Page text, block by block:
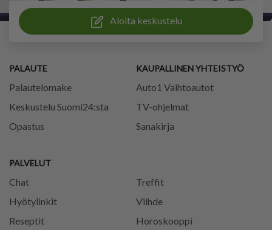
Aloita keskustelu
PALAUTE
Palautelomake
Keskustelu Suomi24:sta
Opastus
PALVELUT
Chat
Treffit
Hyötylinkit
Viihde
Reseptit
Horoskooppi
KAUPALLINEN YHTEISTYÖ
Auto1 Vaihtoautot
TV-ohjelmat
Sanakirja